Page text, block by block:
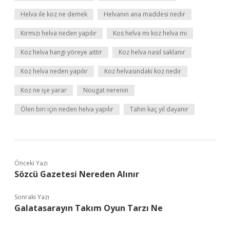
Helva ile koz ne demek Helvanın ana maddesi nedir
Kırmızı helva neden yapılır Kos helva mı koz helva mı
Koz helva hangi yöreye aittir Koz helva nasıl saklanır
Koz helva neden yapılır Koz helvasındaki koz nedir
Koz ne işe yarar Nougat nerenin
Ölen biri için neden helva yapılır Tahin kaç yıl dayanır
Önceki Yazı
Sözcü Gazetesi Nereden Alınır
Sonraki Yazı
Galatasarayın Takım Oyun Tarzı Ne